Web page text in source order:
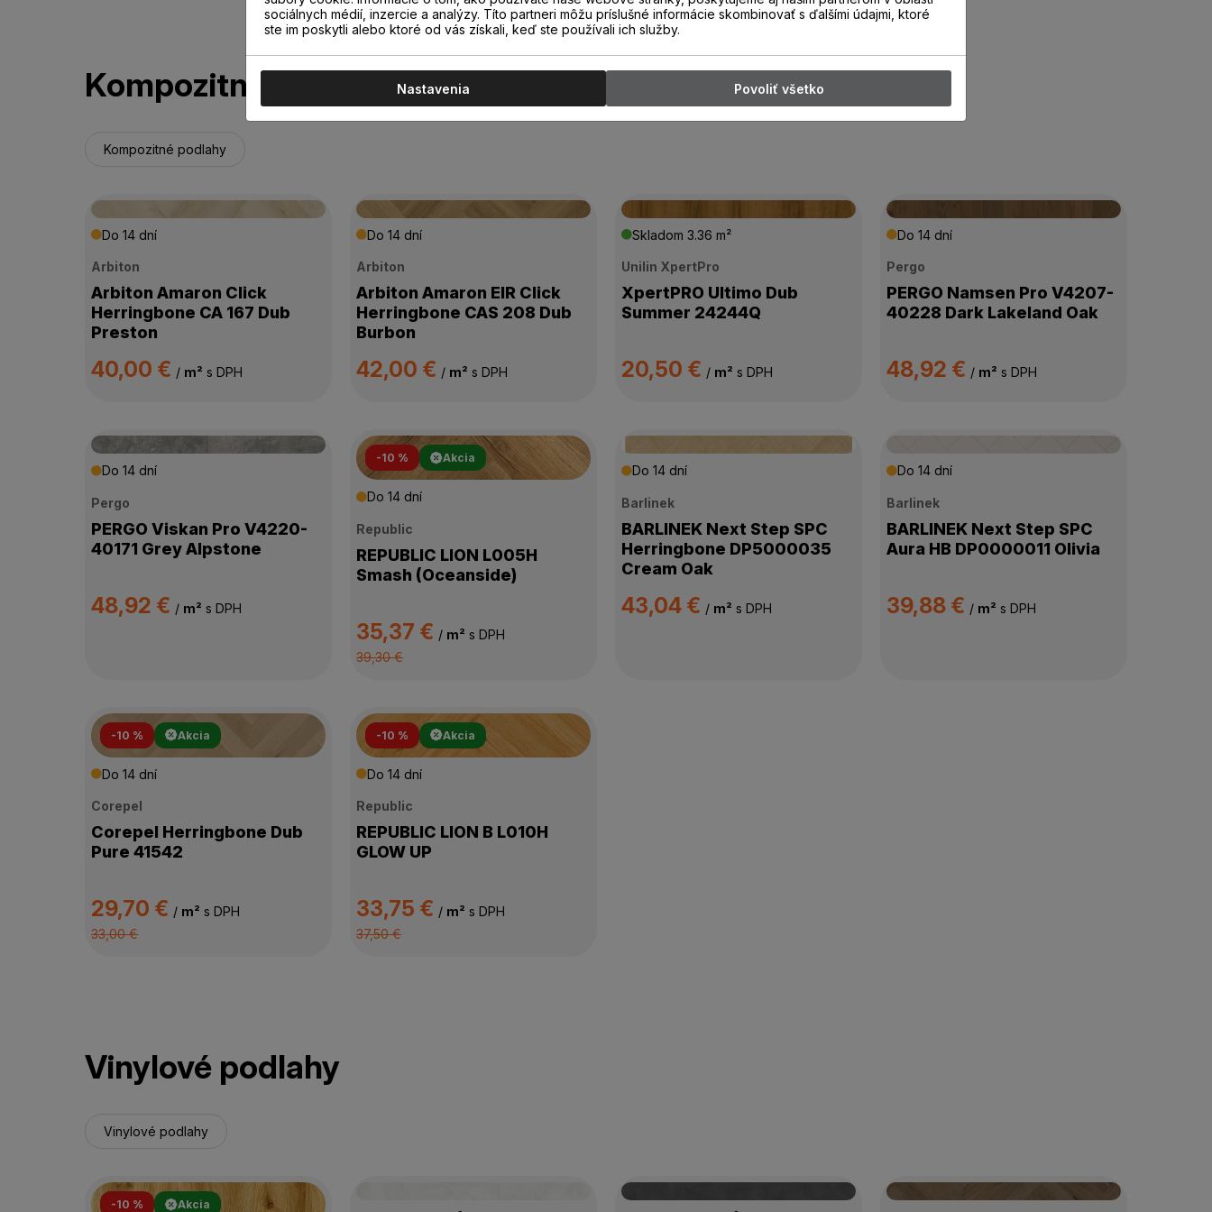
Kompozitné podlahy
Kompozitné podlahy
Do 14 dní
Arbiton
Arbiton Amaron Click
Herringbone CA 167 Dub
Preston
40,00 € / m² s DPH
Do 14 dní
Arbiton
Arbiton Amaron EIR Click
Herringbone CAS 208 Dub
Burbon
42,00 € / m² s DPH
Skladom 3.36 m²
Unilin XpertPro
XpertPRO Ultimo Dub
Summer 24244Q
20,50 € / m² s DPH
Do 14 dní
Pergo
PERGO Namsen Pro V4207-
40228 Dark Lakeland Oak
48,92 € / m² s DPH
Do 14 dní
Pergo
PERGO Viskan Pro V4220-
40171 Grey Alpstone
48,92 € / m² s DPH
-10 % Akcia
Do 14 dní
Republic
REPUBLIC LION L005H
Smash (Oceanside)
35,37 € / m² s DPH
39,30 €
Do 14 dní
Barlinek
BARLINEK Next Step SPC
Herringbone DP5000035
Cream Oak
43,04 € / m² s DPH
Do 14 dní
Barlinek
BARLINEK Next Step SPC
Aura HB DP0000011 Olivia
39,88 € / m² s DPH
-10 % Akcia
Do 14 dní
Corepel
Corepel Herringbone Dub
Pure 41542
29,70 € / m² s DPH
33,00 €
-10 % Akcia
Do 14 dní
Republic
REPUBLIC LION B L010H
GLOW UP
33,75 € / m² s DPH
37,50 €
Vinylové podlahy
Vinylové podlahy
-10 % Akcia
sociálnych médií, inzercie a analýzy. Títo partneri môžu príslušné informácie skombinovať s ďalšími údajmi, ktoré
ste im poskytli alebo ktoré od vás získali, keď ste používali ich služby.
Nastavenia Povoliť všetko